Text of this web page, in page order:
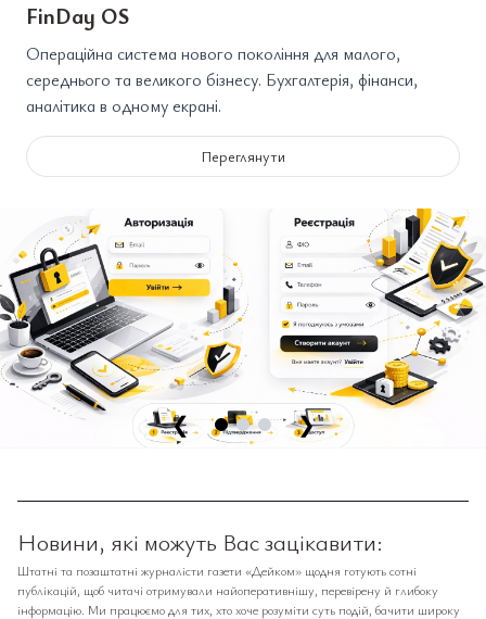
FinDay OS
Операційна система нового покоління для малого,
середнього та великого бізнесу. Бухгалтерія, фінанси,
аналітика в одному екрані.
Переглянути
❮ ❯
Новини, які можуть Вас зацікавити:
Штатні та позаштатні журналісти газети «Дейком» щодня готують сотні
публікацій, щоб читачі отримували найоперативнішу, перевірену й глибоку
інформацію. Ми працюємо для тих, хто хоче розуміти суть подій, бачити широку